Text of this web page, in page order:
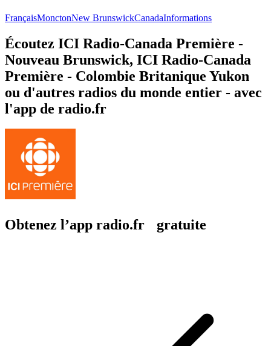
FrançaisMonctonNew BrunswickCanadaInformations
Écoutez ICI Radio-Canada Première -
Nouveau Brunswick, ICI Radio-Canada
Première - Colombie Britanique Yukon
ou d'autres radios du monde entier - avec
l'app de radio.fr
Obtenez l’app radio.fr gratuite